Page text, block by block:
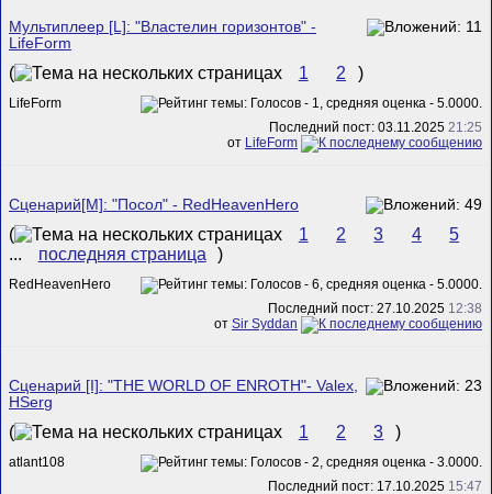
Мультиплеер [L]: "Властелин горизонтов" -
LifeForm
( 1 2 )
LifeForm
Последний пост: 03.11.2025 21:25
от LifeForm
Сценарий[M]: "Посол" - RedHeavenHero
( 1 2 3 4
5
...
последняя страница )
RedHeavenHero
Последний пост: 27.10.2025 12:38
от Sir Syddan
Сценарий [I]: "THE WORLD OF ENROTH"- Valex,
HSerg
( 1 2 3 )
atlant108
Последний пост: 17.10.2025 15:47